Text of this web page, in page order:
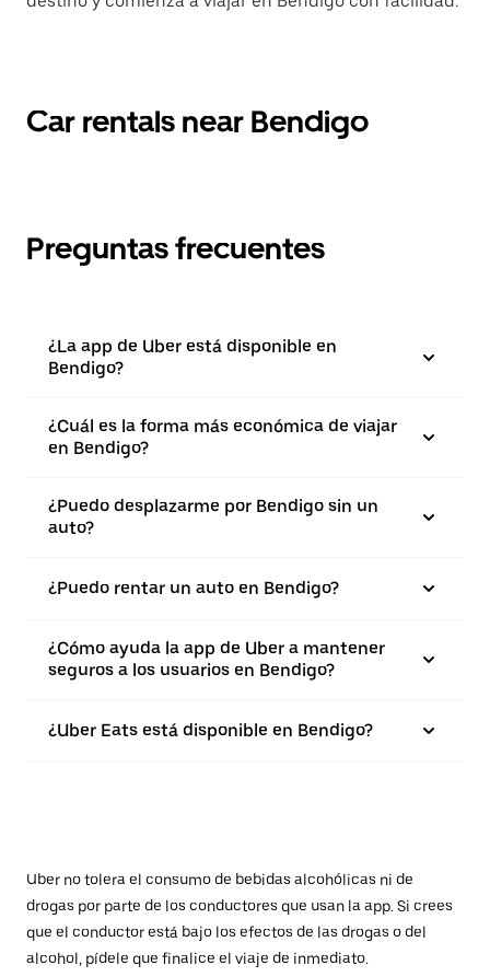
Car rentals near Bendigo
Preguntas frecuentes
¿La app de Uber está disponible en
Bendigo?
¿Cuál es la forma más económica de viajar
en Bendigo?
¿Puedo desplazarme por Bendigo sin un
auto?
¿Puedo rentar un auto en Bendigo?
¿Cómo ayuda la app de Uber a mantener
seguros a los usuarios en Bendigo?
¿Uber Eats está disponible en Bendigo?
Uber no tolera el consumo de bebidas alcohólicas ni de
drogas por parte de los conductores que usan la app. Si crees
que el conductor está bajo los efectos de las drogas o del
alcohol, pídele que finalice el viaje de inmediato.